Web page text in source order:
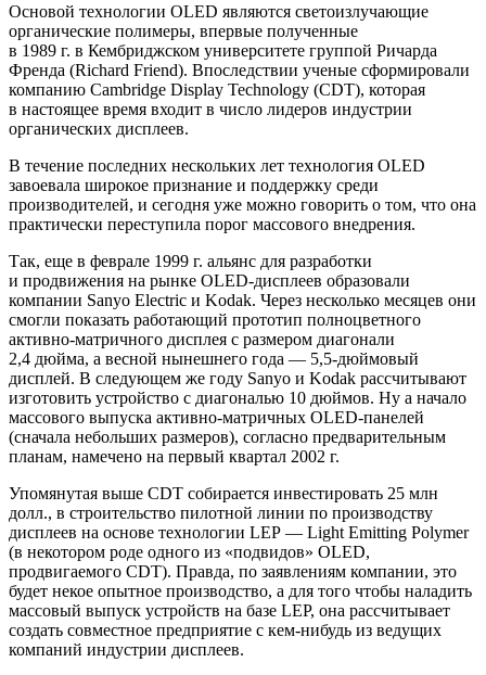
Основой технологии OLED являются светоизлучающие
органические полимеры, впервые полученные
в 1989 г. в Кембриджском университете группой Ричарда
Френда (Richard Friend). Впоследствии ученые сформировали
компанию Cambridge Display Technology (CDT), которая
в настоящее время входит в число лидеров индустрии
органических дисплеев.
В течение последних нескольких лет технология OLED
завоевала широкое признание и поддержку среди
производителей, и сегодня уже можно говорить о том, что она
практически переступила порог массового внедрения.
Так, еще в феврале 1999 г. альянс для разработки
и продвижения на рынке OLED-дисплеев образовали
компании Sanyo Electric и Kodak. Через несколько месяцев они
смогли показать работающий прототип полноцветного
активно-матричного дисплея с размером диагонали
2,4 дюйма, а весной нынешнего года — 5,5-дюймовый
дисплей. В следующем же году Sanyo и Kodak рассчитывают
изготовить устройство с диагональю 10 дюймов. Ну а начало
массового выпуска активно-матричных OLED-панелей
(сначала небольших размеров), согласно предварительным
планам, намечено на первый квартал 2002 г.
Упомянутая выше CDT собирается инвестировать 25 млн
долл., в строительство пилотной линии по производству
дисплеев на основе технологии LEP — Light Emitting Polymer
(в некотором роде одного из «подвидов» OLED,
продвигаемого CDT). Правда, по заявлениям компании, это
будет некое опытное производство, а для того чтобы наладить
массовый выпуск устройств на базе LEP, она рассчитывает
создать совместное предприятие с кем-нибудь из ведущих
компаний индустрии дисплеев.